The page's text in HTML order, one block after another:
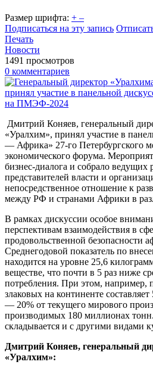
Размер шрифта: + –
Подписаться на эту запись
Печать
Новости
1491 просмотров
0 комментариев
Дмитрий Коняев, генеральный
«Уралхим», принял участие в
— Африка» 27-го Петербургского
экономического форума.
бизнес-диалога и собрало
представителей власти и
непосредственное отношение к
между РФ и странами Африки в
В рамках дискуссии особое
перспективам взаимодействия в
продовольственной безопасности
Среднегодовой показатель по
находится на уровне 25,6
веществе, что почти в 5 раз ниже
потребления. При этом, например,
злаковых на континенте
— 20% от текущего мирового
производимых 180 миллионах
складывается и с другими видами
Дмитрий Коняев, генеральный
«Уралхим»: